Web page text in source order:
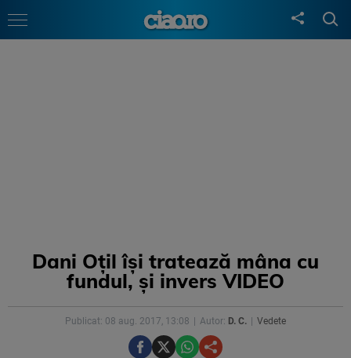
Dani Oțil își tratează mâna cu
fundul, și invers VIDEO
Publicat: 08 aug. 2017, 13:08 Autor: D. C. Vedete